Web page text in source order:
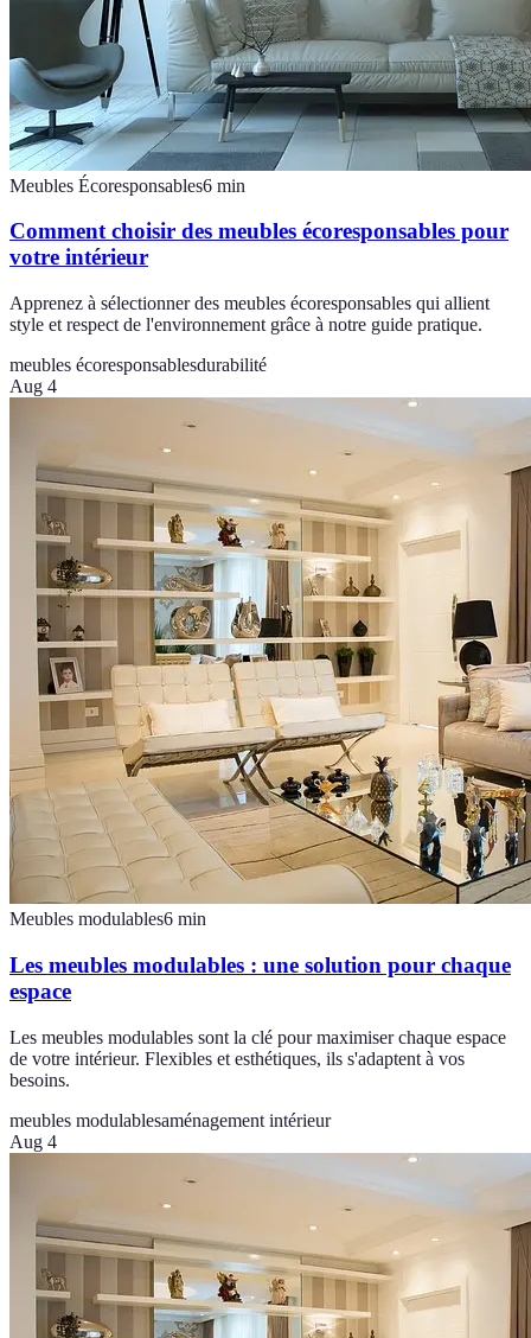
Meubles Écoresponsables6 min
Comment choisir des meubles écoresponsables pour
votre intérieur
Apprenez à sélectionner des meubles écoresponsables qui allient
style et respect de l'environnement grâce à notre guide pratique.
meubles écoresponsablesdurabilité
Aug 4
Meubles modulables6 min
Les meubles modulables : une solution pour chaque
espace
Les meubles modulables sont la clé pour maximiser chaque espace
de votre intérieur. Flexibles et esthétiques, ils s'adaptent à vos
besoins.
meubles modulablesaménagement intérieur
Aug 4